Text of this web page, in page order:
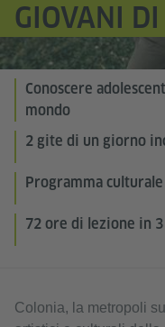
GIOVANI
Conoscere
mondo
2 gite di un giorno
Programma
72 ore di lezione in
Colonia, la metropoli